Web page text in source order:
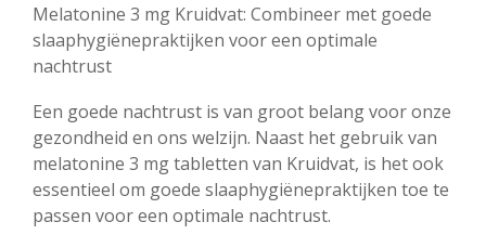
Melatonine 3 mg Kruidvat: Combineer met goede
slaaphygiënepraktijken voor een optimale
nachtrust
Een goede nachtrust is van groot belang voor onze
gezondheid en ons welzijn. Naast het gebruik van
melatonine 3 mg tabletten van Kruidvat, is het ook
essentieel om goede slaaphygiënepraktijken toe te
passen voor een optimale nachtrust.